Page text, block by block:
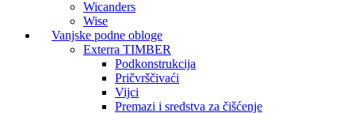
Wicanders
Wise
Vanjske podne obloge
Exterra TIMBER
Podkonstrukcija
Pričvrščivaći
Vijci
Premazi i sredstva za čišćenje